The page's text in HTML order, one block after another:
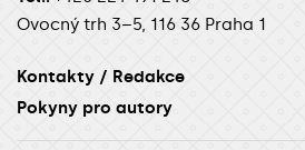
Ovocný trh 3–5, 116 36 Praha 1
Kontakty / Redakce
Pokyny pro autory